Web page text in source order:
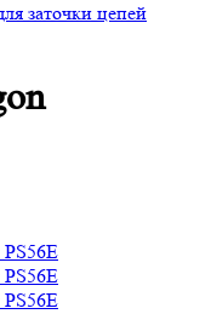
заточки цепей